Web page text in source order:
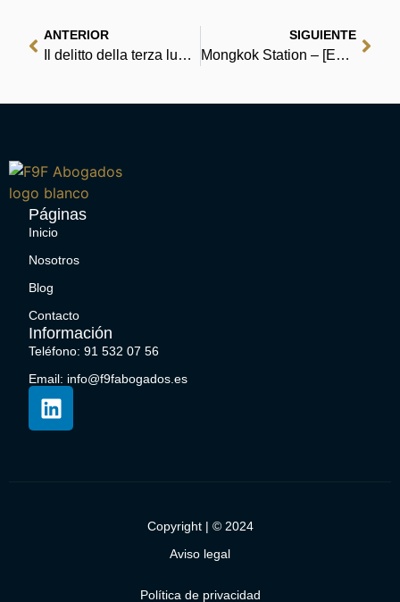
ANTERIOR
Il delitto della terza luna | Formato PDF
SIGUIENTE
Mongkok Station – [EPUB, PDF]
Páginas
Inicio
Nosotros
Blog
Contacto
Información
Teléfono: 91 532 07 56
Email: info@f9fabogados.es
Copyright | © 2024
Aviso legal
Política de privacidad